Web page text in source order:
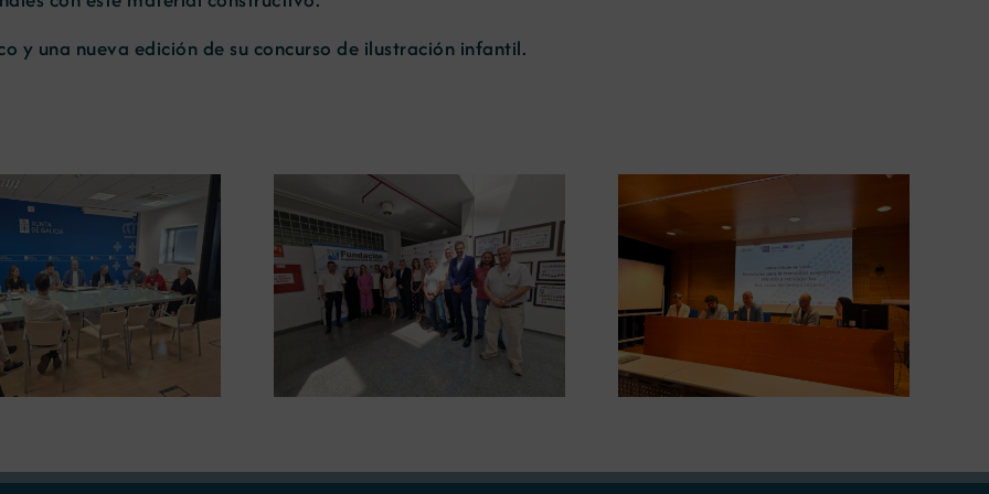
y una nueva edición de su concurso de ilustración infantil.
La UDC analiza el papel de
las materias primas
minerales en la
descarbonización industrial
La USC aborda el papel de la
minería y el reciclaje en la
transición energética en su
curso de verano
La Xunta convoca 2,5
millones de euros en ayudas
para impulsar la
sostenibilidad en el sector de
los recursos naturales en
Galicia